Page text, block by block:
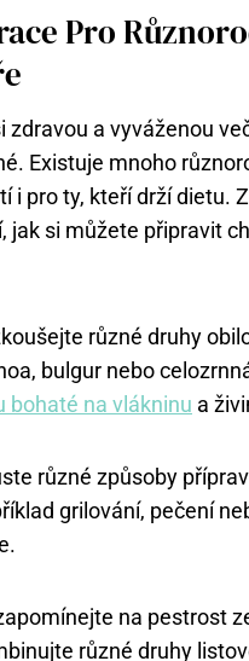
Pro
zdravou a vyváženou
Existuje mnoho
i pro ty, kteří drží dietu.
jak si můžete připravit
různé druhy
bulgur nebo
bohaté na vlákninu a
různé způsoby
grilování, pečení
na pestrost
různé druhy